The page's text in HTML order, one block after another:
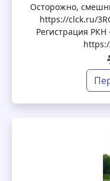
Осторожно,
https://clck.ru/
Регистрация